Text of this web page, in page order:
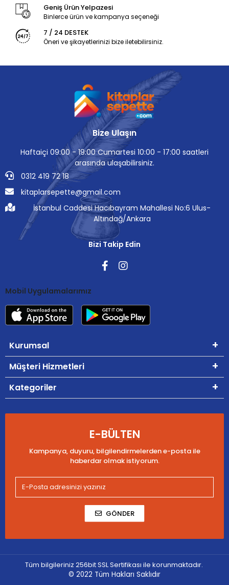
Geniş Ürün Yelpazesi
Binlerce ürün ve kampanya seçeneği
7 / 24 DESTEK
Öneri ve şikayetlerinizi bize iletebilirsiniz.
Bize Ulaşın
Haftaiçi 09:00 - 19:00 Cumartesi 10:00 - 17:00 saatleri
arasında ulaşabilirsiniz.
0312 419 72 18
kitaplarsepette@gmail.com
İstanbul Caddesi Hacıbayram Mahallesi No:6 Ulus-
Altındağ/Ankara
Bizi Takip Edin
Mobil Uygulamalarımız
Kurumsal
Müşteri Hizmetleri
Kategoriler
E-BÜLTEN
Kampanya, duyuru, bilgilendirmelerden e-posta ile
haberdar olmak istiyorum.
GÖNDER
Tüm bilgileriniz 256bit SSL Sertifikası ile korunmaktadır.
© 2022 Tüm Hakları Saklıdır